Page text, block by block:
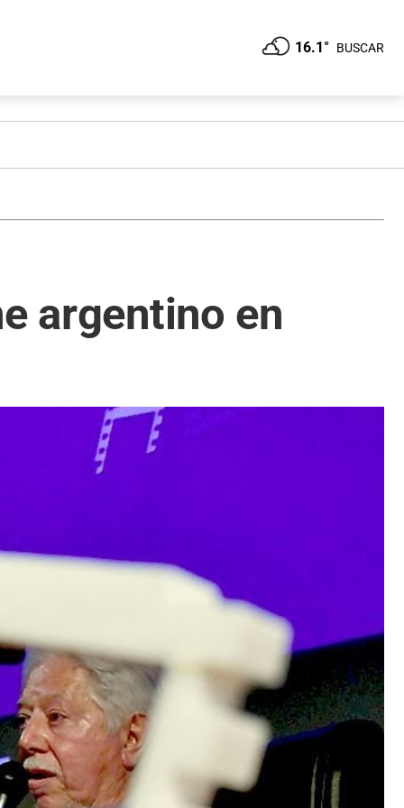
16.1° BUSCAR
argentino en